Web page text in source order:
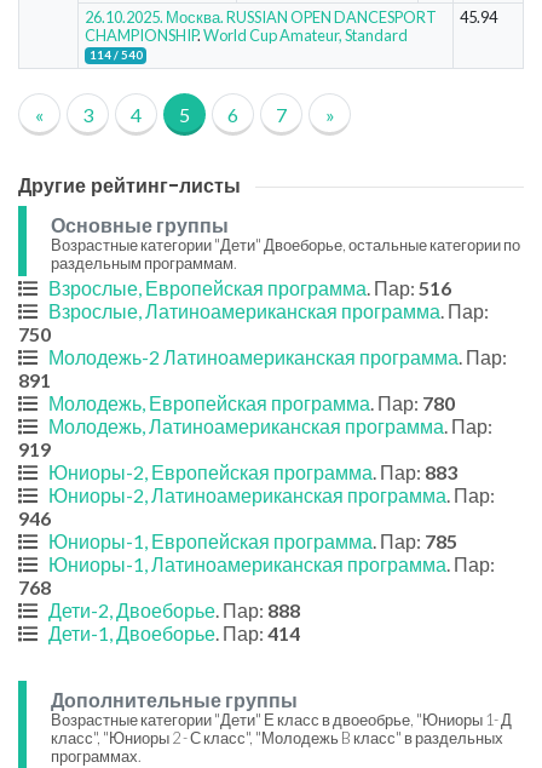
26.10.2025. Москва. RUSSIAN OPEN DANCESPORT
CHAMPIONSHIP.World Cup Amateur, Standard
114 / 540
45.94
« 3 4 5 6 7 »
Другие рейтинг-листы
Основные группы
Возрастные категории "Дети" Двоеборье, остальные категории по
раздельным программам.
Взрослые, Европейская программа. Пар: 516
Взрослые, Латиноамериканская программа. Пар:
750
Молодежь-2 Латиноамериканская программа. Пар:
891
Молодежь, Европейская программа. Пар: 780
Молодежь, Латиноамериканская программа. Пар:
919
Юниоры-2, Европейская программа. Пар: 883
Юниоры-2, Латиноамериканская программа. Пар:
946
Юниоры-1, Европейская программа. Пар: 785
Юниоры-1, Латиноамериканская программа. Пар:
768
Дети-2, Двоеборье. Пар: 888
Дети-1, Двоеборье. Пар: 414
Дополнительные группы
Возрастные категории "Дети" Е класс в двоеобрье, "Юниоры 1- Д
класс", "Юниоры 2 - С класс", "Молодежь B класс" в раздельных
программах.